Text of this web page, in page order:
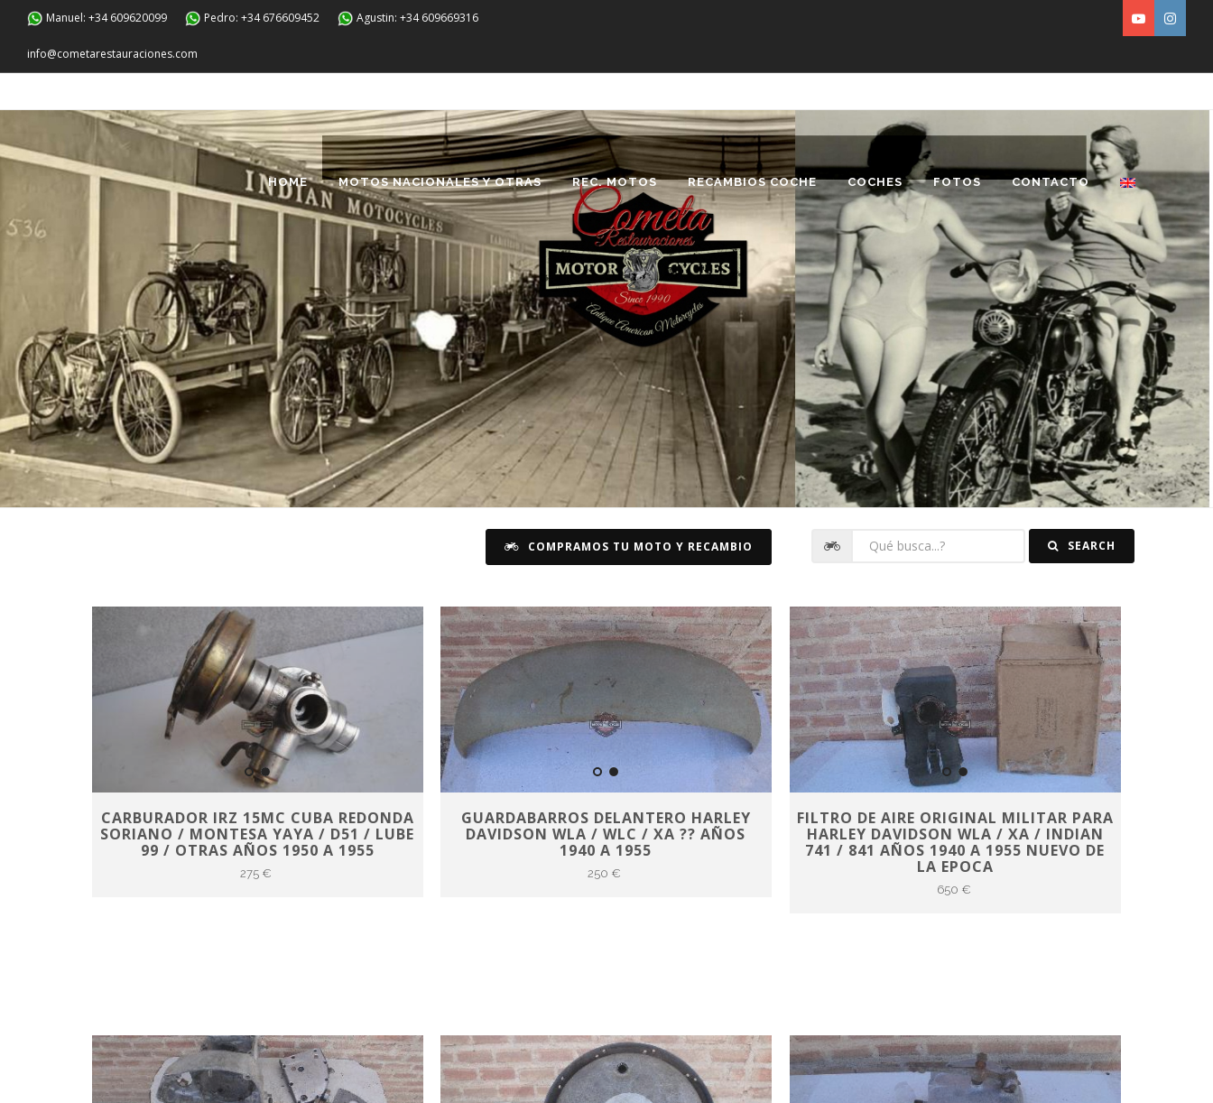
Manuel: +34 609620099 Pedro: +34 676609452 Agustin: +34 609669316
info@cometarestauraciones.com
HOME MOTOS NACIONALES Y OTRAS REC. MOTOS RECAMBIOS COCHE COCHES FOTOS CONTACTO
COMPRAMOS TU MOTO Y RECAMBIO SEARCH
CARBURADOR IRZ 15MC CUBA REDONDA
SORIANO / MONTESA YAYA / D51 / LUBE
99 / OTRAS AÑOS 1950 A 1955
275 €
GUARDABARROS DELANTERO HARLEY
DAVIDSON WLA / WLC / XA ?? AÑOS
1940 A 1955
250 €
FILTRO DE AIRE ORIGINAL MILITAR PARA
HARLEY DAVIDSON WLA / XA / INDIAN
741 / 841 AÑOS 1940 A 1955 NUEVO DE
LA EPOCA
650 €